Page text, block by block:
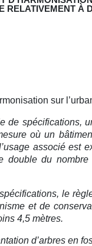
RELATIVEMENT À
sur
de spécifications,
où un
associé est
double du
le
et de
4,5 mètres.
d’arbres en